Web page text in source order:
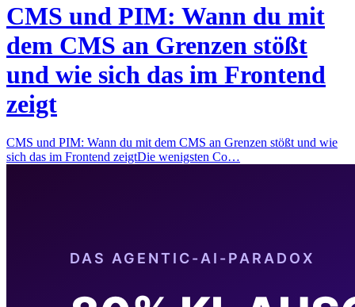
CMS und PIM: Wann du mit
dem CMS an Grenzen stößt
und wie sich das im Frontend
zeigt
CMS und PIM: Wann du mit dem CMS an Grenzen stößt und wie
sich das im Frontend zeigtDie wenigsten Co…